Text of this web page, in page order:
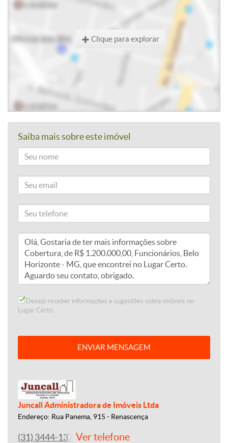
Clique para explorar
Saiba mais sobre este imóvel
Desejo receber informações e sugestões sobre imóveis no
Lugar Certo.
ENVIAR MENSAGEM
Juncall Administradora de Imóveis Ltda
Endereço: Rua Panema, 915 - Renascença
(31) 3444-1379Ver telefone